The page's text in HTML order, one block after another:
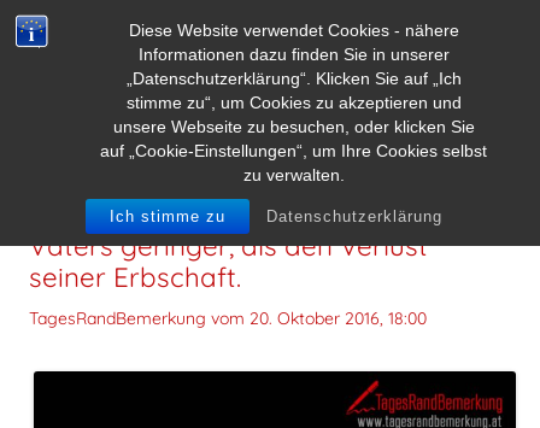
Diese Website verwendet Cookies - nähere
Informationen dazu finden Sie in unserer
„Datenschutzerklärung“. Klicken Sie auf „Ich
stimme zu“, um Cookies zu akzeptieren und
unsere Webseite zu besuchen, oder klicken Sie
auf „Cookie-Einstellungen“, um Ihre Cookies selbst
zu verwalten.
Ich stimme zu Datenschutzerklärung
Das Volk fürchtet den Tode seines
Vaters geringer, als den Verlust
seiner Erbschaft.
TagesRandBemerkung vom 20. Oktober 2016, 18:00